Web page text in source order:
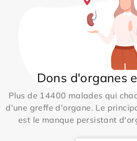
Dons d'organes
Plus de 14400 malades qui
d'une greffe d'organe. Le
est le manque persistant